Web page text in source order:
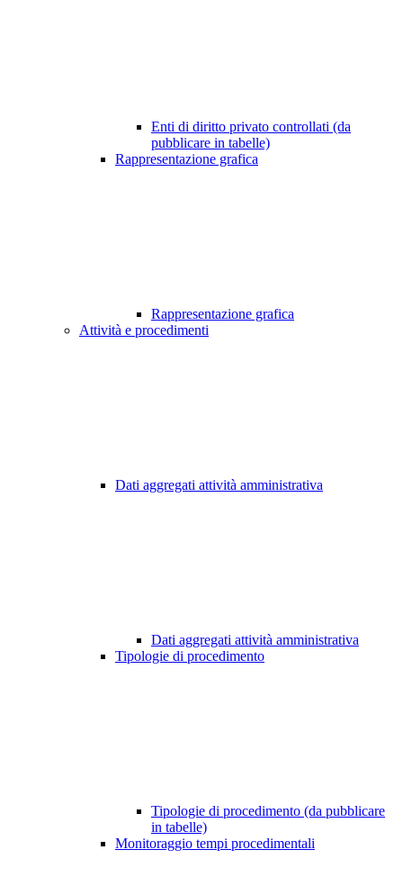
Enti di diritto privato controllati (da
pubblicare in tabelle)
Rappresentazione grafica
Rappresentazione grafica
Attività e procedimenti
Dati aggregati attività amministrativa
Dati aggregati attività amministrativa
Tipologie di procedimento
Tipologie di procedimento (da pubblicare
in tabelle)
Monitoraggio tempi procedimentali